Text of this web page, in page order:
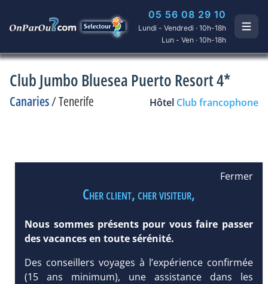
05 56 08 29 10
Lundi - Vendredi · 10h-18h
Lun - Ven · 10h-18h
Club Jumbo Bluesea Puerto Resort 4*
Canaries/Tenerife Hôtel Club francophone
Fermer
Cher client, cher visiteur,
Nous sommes présents pour vous faire passer
des vacances en toute sérénité.
Des conseillers voyages à l’expérience confirmée
(15 ans minimum), une assistance dans les